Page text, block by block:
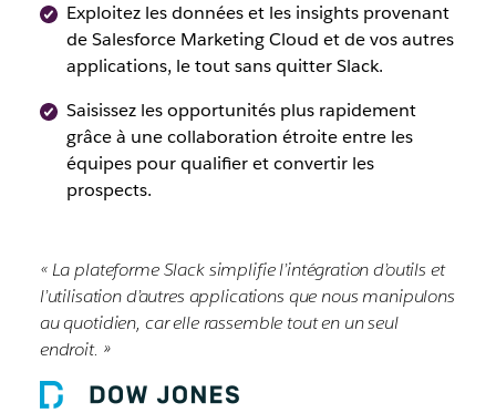
Exploitez les données et les insights provenant
de Salesforce Marketing Cloud et de vos autres
applications, le tout sans quitter Slack.
Saisissez les opportunités plus rapidement
grâce à une collaboration étroite entre les
équipes pour qualifier et convertir les
prospects.
« La plateforme Slack simplifie l’intégration d’outils et
l’utilisation d’autres applications que nous manipulons
au quotidien, car elle rassemble tout en un seul
endroit. »